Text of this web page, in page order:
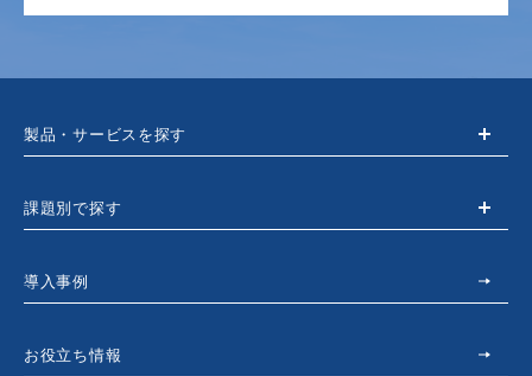
製品・サービスを探す
課題別で探す
導入事例
お役立ち情報